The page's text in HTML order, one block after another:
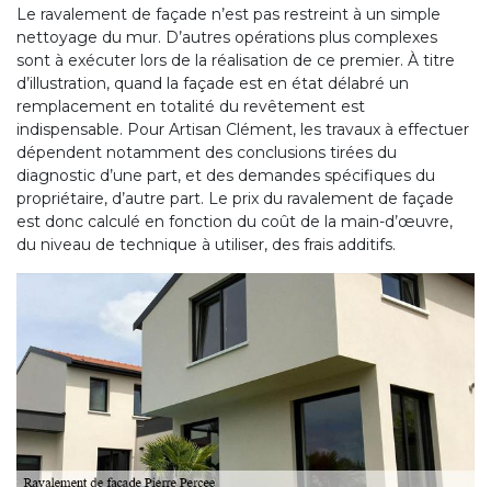
Le ravalement de façade n’est pas restreint à un simple
nettoyage du mur. D’autres opérations plus complexes
sont à exécuter lors de la réalisation de ce premier. À titre
d’illustration, quand la façade est en état délabré un
remplacement en totalité du revêtement est
indispensable. Pour Artisan Clément, les travaux à effectuer
dépendent notamment des conclusions tirées du
diagnostic d’une part, et des demandes spécifiques du
propriétaire, d’autre part. Le prix du ravalement de façade
est donc calculé en fonction du coût de la main-d’œuvre,
du niveau de technique à utiliser, des frais additifs.